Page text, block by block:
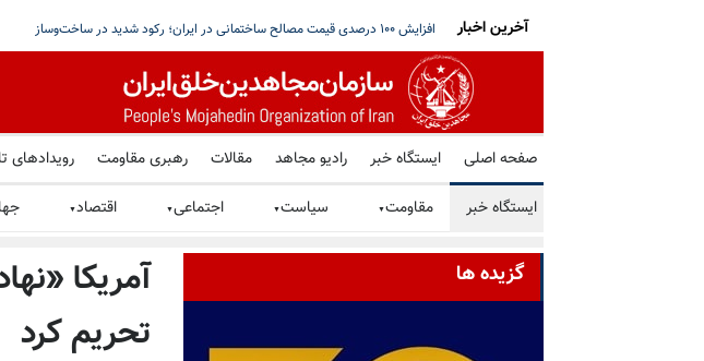
ترامپ: اگر تنگه هرمز به‌زودی باز نشود، رژیم ایران ضربه بسیار سختی خواهد خورد پیام پریسا کمالی از زندان مرکزی یزد
آخرین اخبار
صفحه اصلی ایستگاه خبر رادیو مجاهد مقالات رهبری مقاومت رویدادهای
ایستگاه خبر مقاومت▼ سیاست▼ اجتماعی▼ اقتصاد▼
آمریکا
تحریم کرد
گزیده ها